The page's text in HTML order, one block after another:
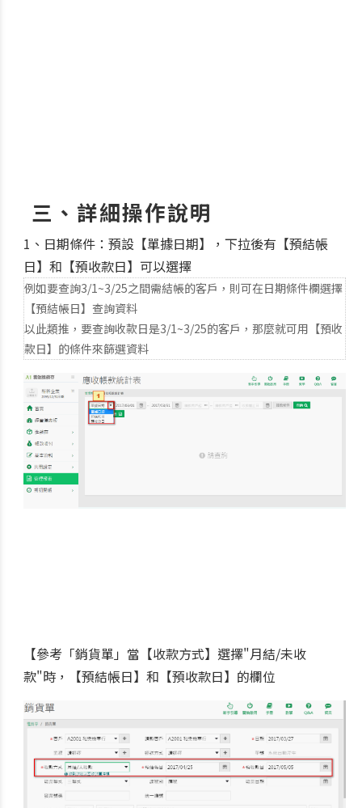
三、詳細操作說明
1、日期條件：預設【單據日期】，下拉後有【預結帳
日】和【預收款日】可以選擇
例如要查詢3/1~3/25之間需結帳的客戶，則可在日期條件欄選擇
【預結帳日】查詢資料
以此類推，要查詢收款日是3/1~3/25的客戶，那麼就可用【預收
款日】的條件來篩選資料
【參考「銷貨單」當【收款方式】選擇"月結/未收
款"時，【預結帳日】和【預收款日】的欄位